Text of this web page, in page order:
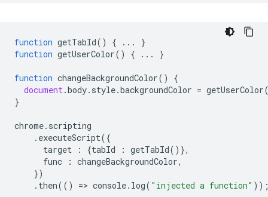
function getTabId() { ...
}
function getUserColor() { ... }
function changeBackgroundColor()
{
document.body. style.backgroundColor = getUserColor
}
chrome. scripting
. executeScript({
target
: {tabId : getTabId()},
func
: changeBackgroundColor,
})
. then(() => console. log( "injected a function"